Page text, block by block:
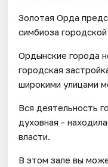
Золотая Орда
симбиоза
Ордынские города
городская
широкими улицами
Вся деятельность
духовная -
власти.
В этом зале вы